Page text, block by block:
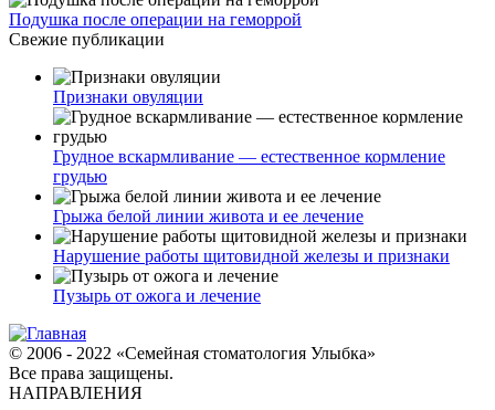
Подушка после операции на геморрой
Свежие публикации
Признаки овуляции
Грудное вскармливание — естественное кормление
грудью
Грыжа белой линии живота и ее лечение
Нарушение работы щитовидной железы и признаки
Пузырь от ожога и лечение
© 2006 - 2022 «Семейная стоматология Улыбка»
Все права защищены.
НАПРАВЛЕНИЯ